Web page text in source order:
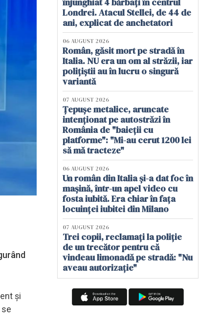
şi
Londrei. Atacul Stellei, de 44 de
ani, explicat de anchetatori
06 AUGUST 2026
Român, găsit mort pe stradă în
Italia. NU era un om al străzii, iar
polițiștii au în lucru o singură
variantă
07 AUGUST 2026
Țepușe metalice, aruncate
intenționat pe autostrăzi în
România de "baieții cu
platforme": "Mi-au cerut 1200 lei
să mă tracteze"
06 AUGUST 2026
Un român din Italia și-a dat foc în
mașină, într-un apel video cu
fosta iubită. Era chiar în fața
locuinței iubitei din Milano
07 AUGUST 2026
Trei copii, reclamați la poliție
de un trecător pentru că
vindeau limonadă pe stradă: "Nu
aveau autorizație"